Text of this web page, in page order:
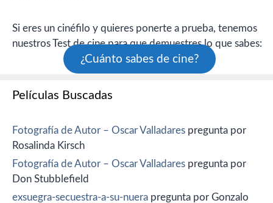
Si eres un cinéfilo y quieres ponerte a prueba, tenemos
nuestros Test de cine para que demuestres lo que sabes:
¿Cuánto sabes de cine?
Películas Buscadas
Fotografía de Autor – Oscar Valladares pregunta por
Rosalinda Kirsch
Fotografía de Autor – Oscar Valladares pregunta por
Don Stubblefield
exsuegra-secuestra-a-su-nuera pregunta por Gonzalo